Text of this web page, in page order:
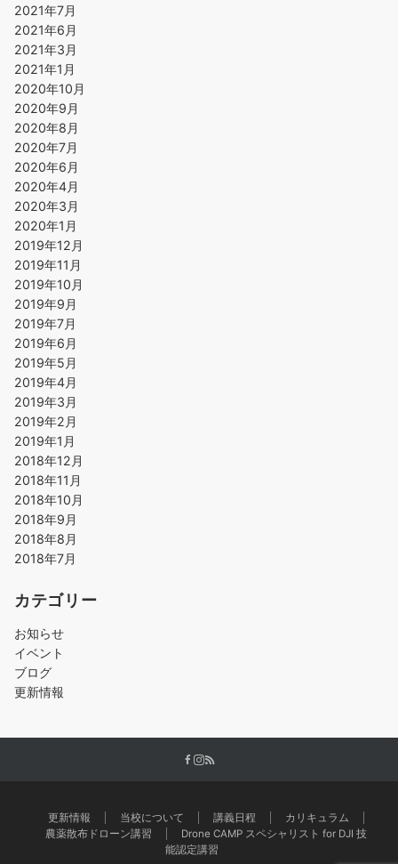
2021年7月
2021年6月
2021年3月
2021年1月
2020年10月
2020年9月
2020年8月
2020年7月
2020年6月
2020年4月
2020年3月
2020年1月
2019年12月
2019年11月
2019年10月
2019年9月
2019年7月
2019年6月
2019年5月
2019年4月
2019年3月
2019年2月
2019年1月
2018年12月
2018年11月
2018年10月
2018年9月
2018年8月
2018年7月
カテゴリー
お知らせ
イベント
ブログ
更新情報
更新情報 当校について 講義日程
カリキュラム
農薬散布ドローン講習
Drone CAMP スペシャリスト for DJI 技
能認定講習